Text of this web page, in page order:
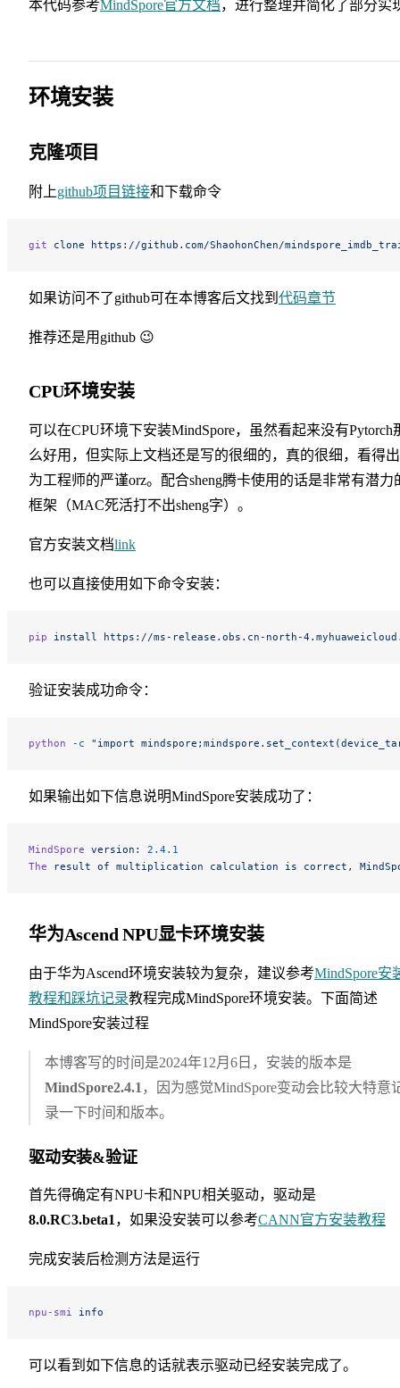
本代码参考MindSpore官方文档，进行整理并简化了部分实
环境安装
克隆项目
附上github项目链接和下载命令
git clone https://github.com/ShaohonChen/
如果访问不了github可在本博客后文找到 代码章节
推荐还是用github 😉
CPU环境安装
可以在CPU环境下安装MindSpore，虽然看起来没有Pytorch
么好用，但实际上文档还是写的很细的，真的很细，看得
为工程师的严谨orz。配合sheng腾卡使用的话是非常有潜力
框架（MAC死活打不出sheng字）。
官方安装文档link
也可以直接使用如下命令安装：
pip install https://ms-release.obs.cn-north-
验证安装成功命令：
python -c "import
如果输出如下信息说明MindSpore安装成功了：
MindSpore version:
2.4.1
The result of multiplication calculation is correct,
华为Ascend NPU显卡环境安装
由于华为Ascend环境安装较为复杂，建议参考MindSpore安
教程和踩坑记录教程完成MindSpore环境安装。下面简述
MindSpore安装过程
本博客写的时间是2024年12月6日，安装的版本是
MindSpore2.4.1 ，因为感觉MindSpore变动会比较大特意
录一下时间和版本。
驱动安装&验证
首先得确定有NPU卡和NPU相关驱动，驱动是
8.0.RC3.beta1 ，如果没安装可以参考CANN官方安装教程
完成安装后检测方法是运行
npu-smi info
可以看到如下信息的话就表示驱动已经安装完成了。